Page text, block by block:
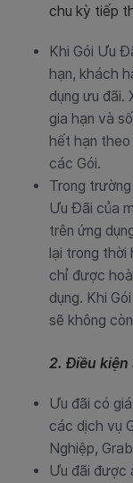
chu kỳ tiếp
Khi Gói Ưu
hạn, khách
dụng ưu đãi.
gia hạn và
hết hạn
các Gói.
Trong
Ưu Đãi của
trên ứng
lại trong thời
chỉ được
dụng. Khi
sẽ không
2. Điều kiện
Ưu đãi có
các dịch vụ
Nghiệp,
Ưu đãi được